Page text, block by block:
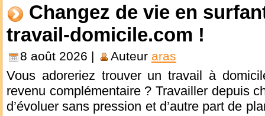
Changez de vie en
travail-domicile.com !
8 août 2026 | Auteur aras
Vous adoreriez trouver un travail à
revenu complémentaire ? Travailler depuis
d’évoluer sans pression et d’autre part de